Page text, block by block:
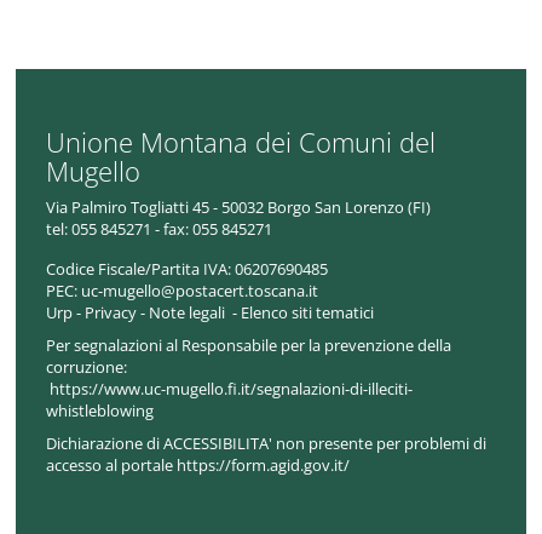
Unione Montana dei Comuni del
Mugello
Via Palmiro Togliatti 45 - 50032 Borgo San Lorenzo (FI)
tel:055 845271 - fax: 055 845271
Codice Fiscale/Partita IVA:06207690485
PEC: uc-mugello@postacert.toscana.it
Urp- Privacy- Note legali - Elenco siti tematici
Per segnalazioni al Responsabile per la prevenzione della
corruzione:
https://www.uc-mugello.fi.it/segnalazioni-di-illeciti-
whistleblowing
Dichiarazione di ACCESSIBILITA' non presente per problemi di
accesso al portale https://form.agid.gov.it/